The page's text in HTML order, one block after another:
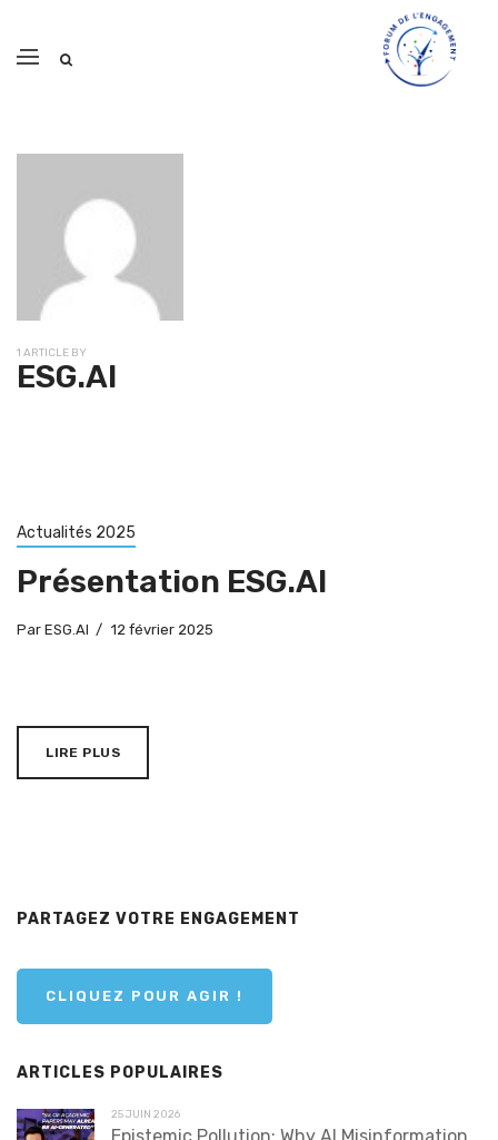
1 ARTICLE BY
ESG.AI
Actualités 2025
Présentation ESG.AI
Par ESG.AI 12 février 2025
LIRE PLUS
PARTAGEZ VOTRE ENGAGEMENT
CLIQUEZ POUR AGIR !
ARTICLES POPULAIRES
25 JUIN 2026